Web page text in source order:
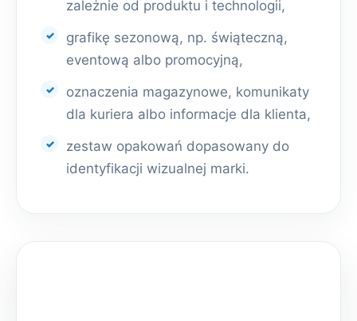
zależnie od produktu i technologii,
grafikę sezonową, np. świąteczną,
eventową albo promocyjną,
oznaczenia magazynowe, komunikaty
dla kuriera albo informacje dla klienta,
zestaw opakowań dopasowany do
identyfikacji wizualnej marki.